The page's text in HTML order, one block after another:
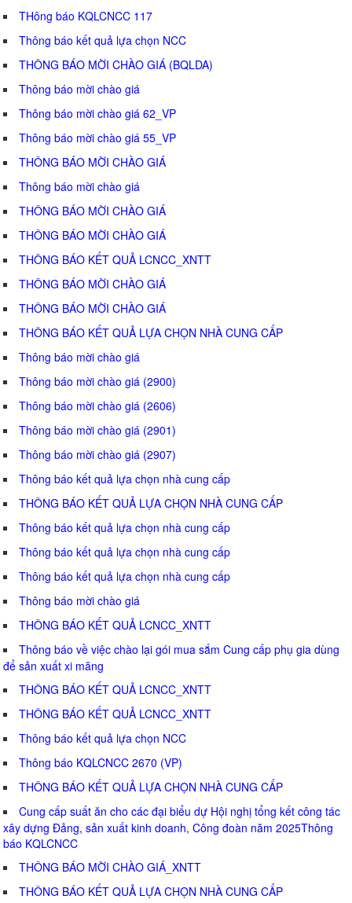
THông báo KQLCNCC 117
Thông báo kết quả lựa chọn NCC
THÔNG BÁO MỜI CHÀO GIÁ (BQLDA)
Thông báo mời chào giá
Thông báo mời chào giá 62_VP
Thông báo mời chào giá 55_VP
THÔNG BÁO MỜI CHÀO GIÁ
Thông báo mời chào giá
THÔNG BÁO MỜI CHÀO GIÁ
THÔNG BÁO MỜI CHÀO GIÁ
THÔNG BÁO KẾT QUẢ LCNCC_XNTT
THÔNG BÁO MỜI CHÀO GIÁ
THÔNG BÁO MỜI CHÀO GIÁ
THÔNG BÁO KẾT QUẢ LỰA CHỌN NHÀ CUNG CẤP
Thông báo mời chào giá
Thông báo mời chào giá (2900)
Thông báo mời chào giá (2606)
Thông báo mời chào giá (2901)
Thông báo mời chào giá (2907)
Thông báo kết quả lựa chọn nhà cung cấp
THÔNG BÁO KẾT QUẢ LỰA CHỌN NHÀ CUNG CẤP
Thông báo kết quả lựa chọn nhà cung cấp
Thông báo kết quả lựa chọn nhà cung cấp
Thông báo kết quả lựa chọn nhà cung cấp
Thông báo mời chào giá
THÔNG BÁO KẾT QUẢ LCNCC_XNTT
Thông báo về việc chào lại gói mua sắm Cung cấp phụ gia dùng
để sản xuất xi măng
THÔNG BÁO KẾT QUẢ LCNCC_XNTT
THÔNG BÁO KẾT QUẢ LCNCC_XNTT
Thông báo kết quả lựa chọn NCC
Thông báo KQLCNCC 2670 (VP)
THÔNG BÁO KẾT QUẢ LỰA CHỌN NHÀ CUNG CẤP
Cung cấp suất ăn cho các đại biểu dự Hội nghị tổng kết công tác
xây dựng Đảng, sản xuất kinh doanh, Công đoàn năm 2025Thông
báo KQLCNCC
THÔNG BÁO MỜI CHÀO GIÁ_XNTT
THÔNG BÁO KẾT QUẢ LỰA CHỌN NHÀ CUNG CẤP